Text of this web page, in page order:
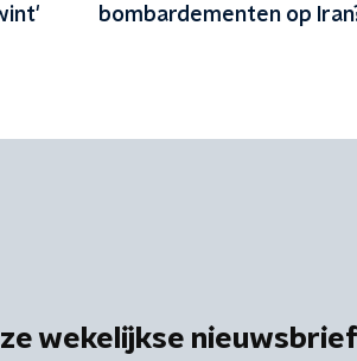
bombardementen op
wekelijkse nieuwsbrief